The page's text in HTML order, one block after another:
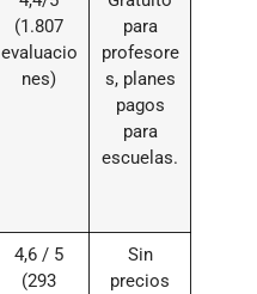
(1.807
evaluacio
nes)
para
profesore
s, planes
pagos
para
escuelas.
4,6 / 5
(293
Sin
precios